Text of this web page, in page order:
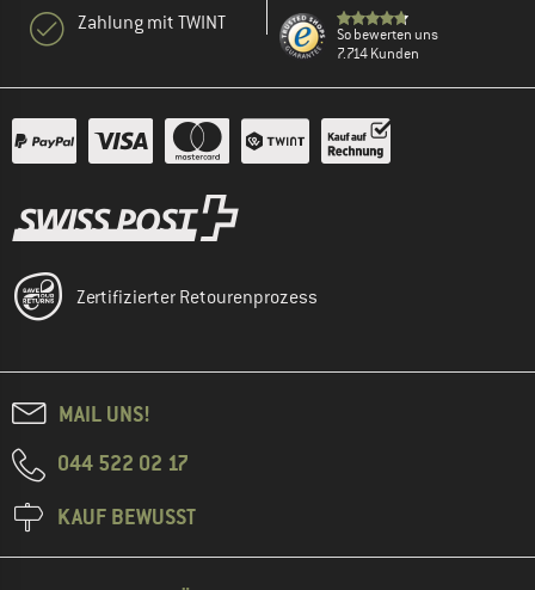
Zahlung mit TWINT
So bewerten uns
7.714 Kunden
Zertifizierter Retourenprozess
MAIL UNS!
044 522 02 17
KAUF BEWUSST